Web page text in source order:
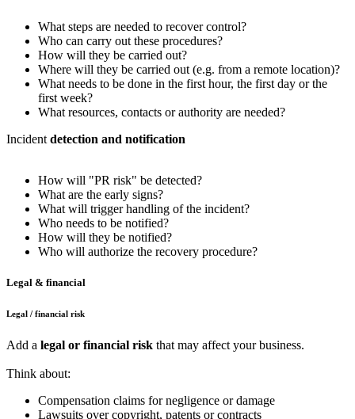
What steps are needed to recover control?
Who can carry out these procedures?
How will they be carried out?
Where will they be carried out (e.g. from a remote location)?
What needs to be done in the first hour, the first day or the
first week?
What resources, contacts or authority are needed?
Incident detection and notification
How will "PR risk" be detected?
What are the early signs?
What will trigger handling of the incident?
Who needs to be notified?
How will they be notified?
Who will authorize the recovery procedure?
Legal & financial
Legal / financial risk
Add a legal or financial risk that may affect your business.
Think about:
Compensation claims for negligence or damage
Lawsuits over copyright, patents or contracts